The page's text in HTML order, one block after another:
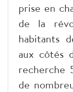
prise en
de la
habitants
aux côtés
recherche
de